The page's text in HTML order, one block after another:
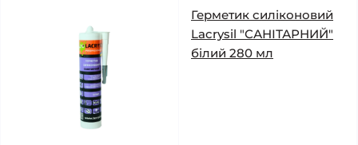
Герметик силіконовий
Lacrysil "САНІТАРНИЙ"
білий 280 мл